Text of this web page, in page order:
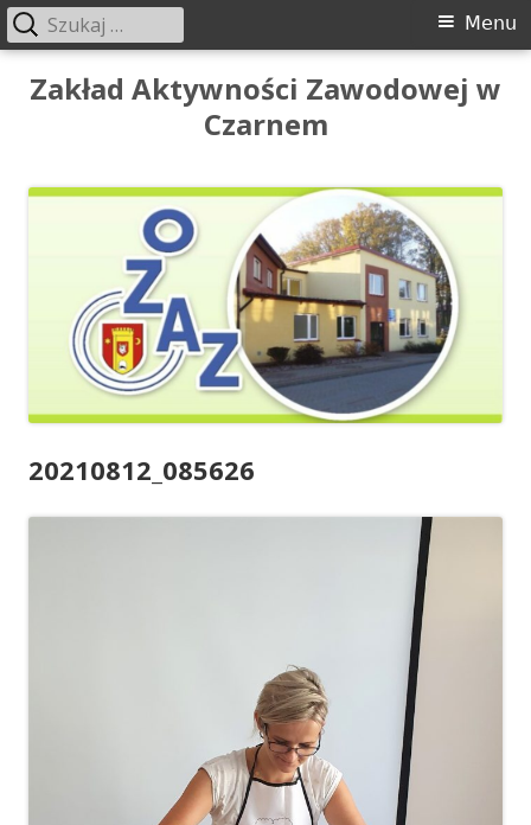
Przeskocz
Zakład Aktywności Zawodowej w
Czarnem
Menu
główne
Menu
Szukaj:
20210812_085626